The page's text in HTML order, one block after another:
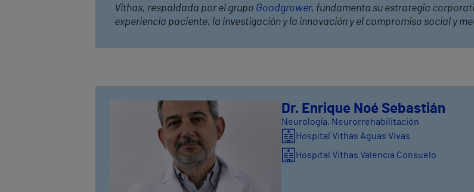
Vithas, respaldada por el grupo Goodgrower, fundamenta su estrategia
experiencia paciente, la investigación y la innovación y el compromiso social y
Dr. Enrique Noé Sebastián
Neurología, Neurorrehabilitación
Hospital Vithas Aguas Vivas
Hospital Vithas Valencia Consuelo